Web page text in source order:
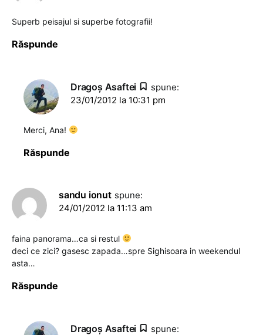
Superb peisajul si superbe fotografii!
Răspunde
Dragoş Asaftei
spune:
23/01/2012 la 10:31 pm
Merci, Ana!
Răspunde
sandu ionut spune:
24/01/2012 la 11:13 am
faina panorama…ca si restul
deci ce zici? gasesc zapada…spre Sighisoara in weekendul
asta…
Răspunde
Dragoş Asaftei
spune: